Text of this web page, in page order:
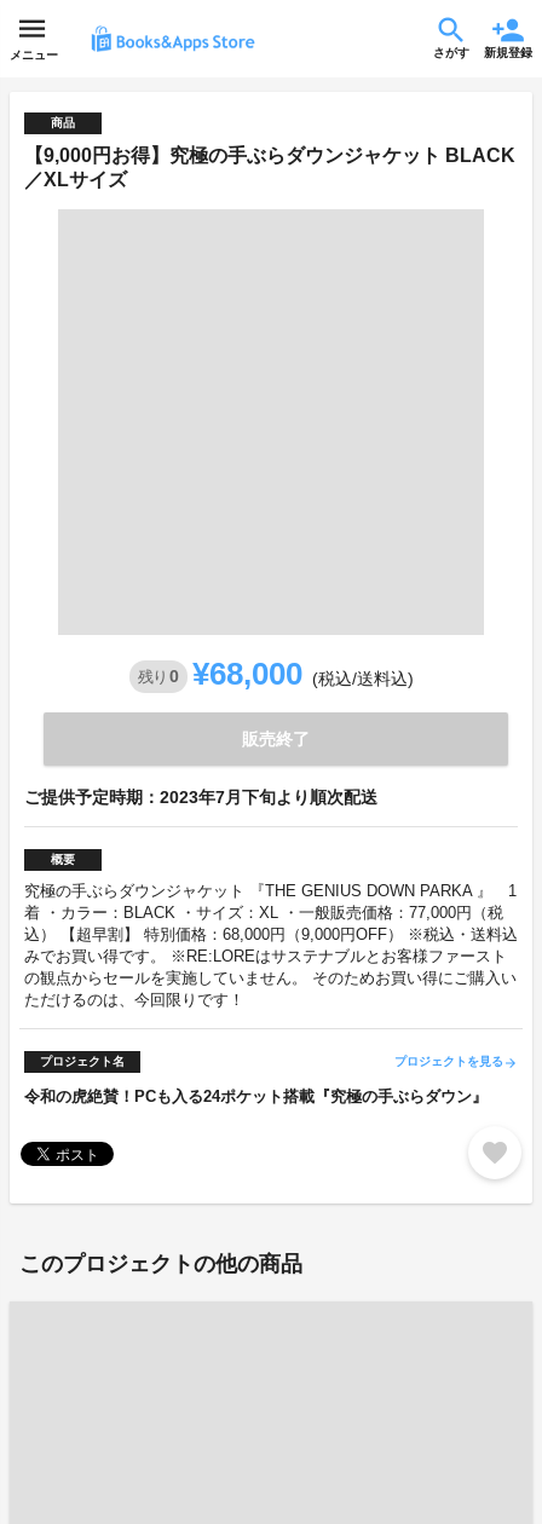
メニュー さがす 新規登録
商品
【9,000円お得】究極の手ぶらダウンジャケット BLACK
／XLサイズ
残り 0 ¥68,000 (税込/送料込)
販売終了
ご提供予定時期：2023年7月下旬より順次配送
概要
究極の手ぶらダウンジャケット 『THE GENIUS DOWN PARKA 』 1
着 ・カラー：BLACK ・サイズ：XL ・一般販売価格：77,000円（税
込） 【超早割】 特別価格：68,000円（9,000円OFF） ※税込・送料込
みでお買い得です。 ※RE:LOREはサステナブルとお客様ファースト
の観点からセールを実施していません。 そのためお買い得にご購入い
ただけるのは、今回限りです！
プロジェクト名 プロジェクトを見る arrow_forward
令和の虎絶賛！PCも入る24ポケット搭載『究極の手ぶらダウン』
favorite
このプロジェクトの他の商品